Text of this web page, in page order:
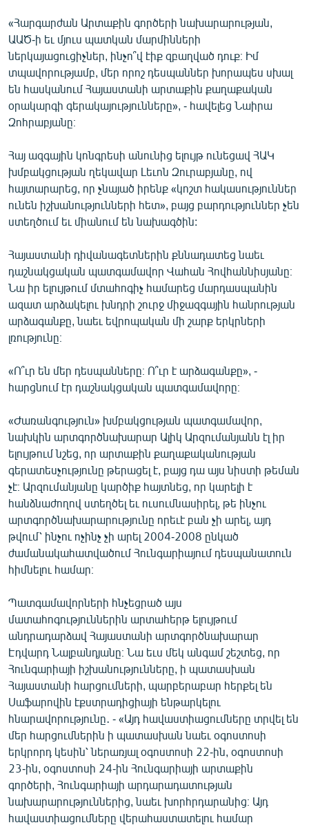
«Հարգարժան Արտաքին գործերի նախարարության,
ԱԱԾ-ի եւ մյուս պատկան մարմինների
ներկայացուցիչներ, ինչո՞վ էիք զբաղված դուք։ Իմ
տպավորությամբ, մեր որոշ դեսպաններ խորապես սխալ
են հասկանում Հայաստանի արտաքին քաղաքական
օրակարգի գերակայությունները», - հավելեց Նաիրա
Զոհրաբյանը։
Հայ ազգային կոնգրեսի անունից ելույթ ունեցավ ՀԱԿ
խմբակցության ղեկավար Լեւոն Զուրաբյանը, ով
հայտարարեց, որ չնայած իրենք «կոշտ հակասություններ
ունեն իշխանությունների հետ», բայց բարդություններ չեն
ստեղծում եւ միանում են նախագծին:
Հայաստանի դիվանագետներին քննադատեց նաեւ
դաշնակցական պատգամավոր Վահան Հովհաննիսյանը։
Նա իր ելույթում մտահոգիչ համարեց մարդասպանին
ազատ արձակելու խնդրի շուրջ միջազգային հանրության
արձագանքը, նաեւ եվրոպական մի շարք երկրների
լռությունը։
«Ո՞ւր են մեր դեսպանները։ Ո՞ւր է արձագանքը», -
հարցնում էր դաշնակցական պատգամավորը։
«Ժառանգություն» խմբակցության պատգամավոր,
նախկին արտգործնախարար Ալիկ Արզումանյանն էլ իր
ելույթում նշեց, որ արտաքին քաղաքականության
գերատեսչությունը թերացել է, բայց դա այս նիստի թեման
չէ։ Արզումանյանը կարծիք հայտնեց, որ կարելի է
հանձնաժողով ստեղծել եւ ուսումնասիրել, թե ինչու
արտգործնախարարությունը որեւէ բան չի արել, այդ
թվում՝ ինչու ոչինչ չի արել 2004-2008 ընկած
ժամանակահատվածում Հունգարիայում դեսպանատուն
հիմնելու համար։
Պատգամավորների հնչեցրած այս
մատահոգություններին արտահերթ ելույթում
անդրադարձավ Հայաստանի արտգործնախարար
Էդվարդ Նալբանդյանը։ Նա եւս մեկ անգամ շեշտեց, որ
Հունգարիայի իշխանությունները, ի պատասխան
Հայաստանի հարցումների, պարբերաբար հերքել են
Սաֆարովին էքստրադիցիայի ենթարկելու
հնարավորությունը․ - «Այդ հավաստիացումները տրվել են
մեր հարցումներին ի պատասխան նաեւ օգոստոսի
երկրորդ կեսին՝ ներառյալ օգոստոսի 22-ին, օգոստոսի
23-ին, օգոստոսի 24-ին Հունգարիայի արտաքին
գործերի, Հունգարիայի արդարադատության
նախարարություններից, նաեւ խորհրդարանից։ Այդ
հավաստիացումները վերահաստատելու համար